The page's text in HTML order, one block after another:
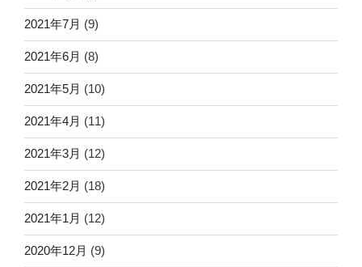
2021年7月 (9)
2021年6月 (8)
2021年5月 (10)
2021年4月 (11)
2021年3月 (12)
2021年2月 (18)
2021年1月 (12)
2020年12月 (9)